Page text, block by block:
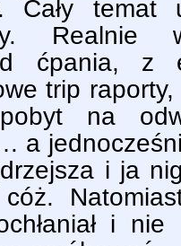
Cały
Realnie
ćpania, z
trip
na
a
i ja
i